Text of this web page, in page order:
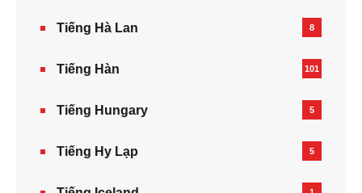
Tiếng Hà Lan 8
Tiếng Hàn 101
Tiếng Hungary 5
Tiếng Hy Lạp 5